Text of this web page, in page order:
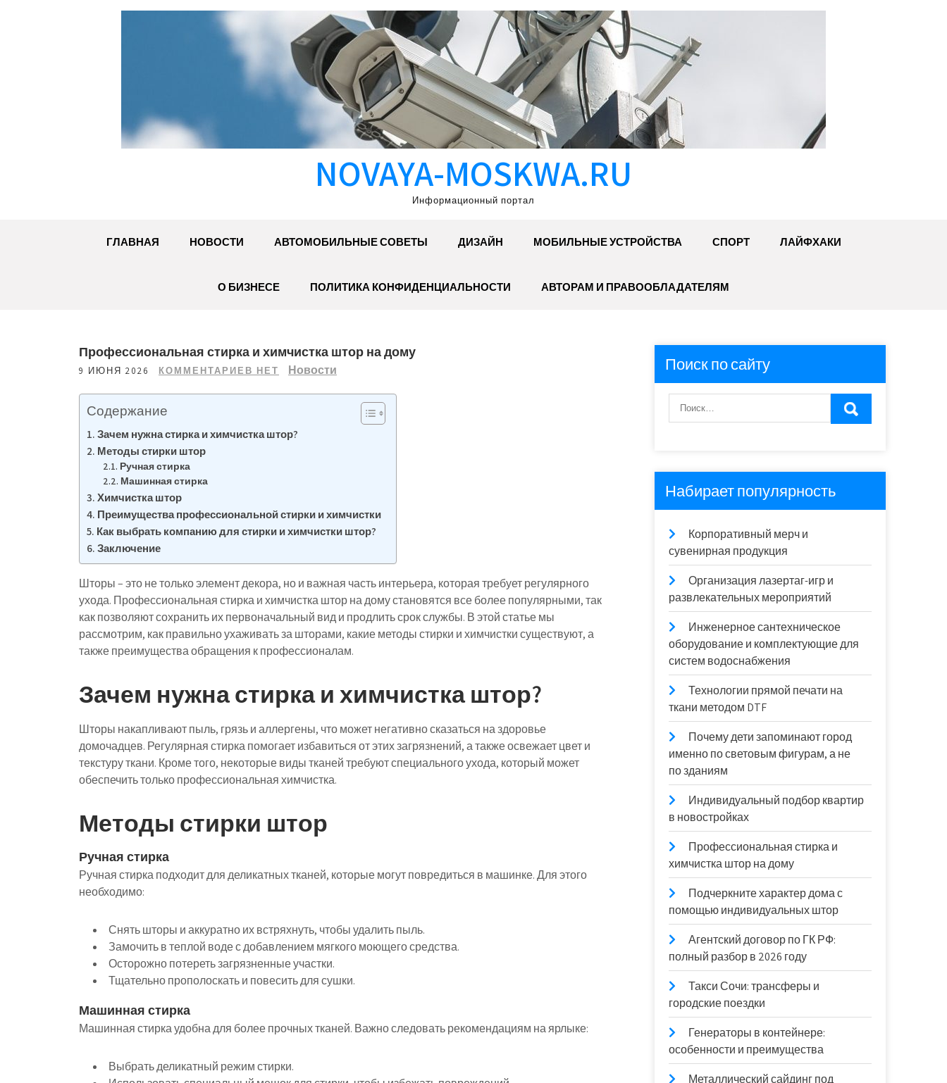
NOVAYA-MOSKWA.RU
Информационный портал
ГЛАВНАЯ НОВОСТИ АВТОМОБИЛЬНЫЕ СОВЕТЫ ДИЗАЙН МОБИЛЬНЫЕ УСТРОЙСТВА СПОРТ ЛАЙФХАКИ
О БИЗНЕСЕ ПОЛИТИКА КОНФИДЕНЦИАЛЬНОСТИ АВТОРАМ И ПРАВООБЛАДАТЕЛЯМ
Профессиональная стирка и химчистка штор на дому
9 ИЮНЯ 2026 КОММЕНТАРИЕВ НЕТ Новости
Содержание
Зачем нужна стирка и химчистка штор?
Методы стирки штор
Ручная стирка
Машинная стирка
Химчистка штор
Преимущества профессиональной стирки и химчистки
Как выбрать компанию для стирки и химчистки штор?
Заключение
Шторы – это не только элемент декора, но и важная часть интерьера, которая требует регулярного
ухода. Профессиональная стирка и химчистка штор на дому становятся все более популярными, так
как позволяют сохранить их первоначальный вид и продлить срок службы. В этой статье мы
рассмотрим, как правильно ухаживать за шторами, какие методы стирки и химчистки существуют, а
также преимущества обращения к профессионалам.
Зачем нужна стирка и химчистка штор?
Шторы накапливают пыль, грязь и аллергены, что может негативно сказаться на здоровье
домочадцев. Регулярная стирка помогает избавиться от этих загрязнений, а также освежает цвет и
текстуру ткани. Кроме того, некоторые виды тканей требуют специального ухода, который может
обеспечить только профессиональная химчистка.
Методы стирки штор
Ручная стирка
Ручная стирка подходит для деликатных тканей, которые могут повредиться в машинке. Для этого
необходимо:
Снять шторы и аккуратно их встряхнуть, чтобы удалить пыль.
Замочить в теплой воде с добавлением мягкого моющего средства.
Осторожно потереть загрязненные участки.
Тщательно прополоскать и повесить для сушки.
Машинная стирка
Машинная стирка удобна для более прочных тканей. Важно следовать рекомендациям на ярлыке:
Выбрать деликатный режим стирки.
Поиск по сайту
Набирает популярность
Корпоративный мерч и
сувенирная продукция
Организация лазертаг-игр и
развлекательных мероприятий
Инженерное сантехническое
оборудование и комплектующие для
систем водоснабжения
Технологии прямой печати на
ткани методом DTF
Почему дети запоминают город
именно по световым фигурам, а не
по зданиям
Индивидуальный подбор квартир
в новостройках
Профессиональная стирка и
химчистка штор на дому
Подчеркните характер дома с
помощью индивидуальных штор
Агентский договор по ГК РФ:
полный разбор в 2026 году
Такси Сочи: трансферы и
городские поездки
Генераторы в контейнере:
особенности и преимущества
Металлический сайдинг под